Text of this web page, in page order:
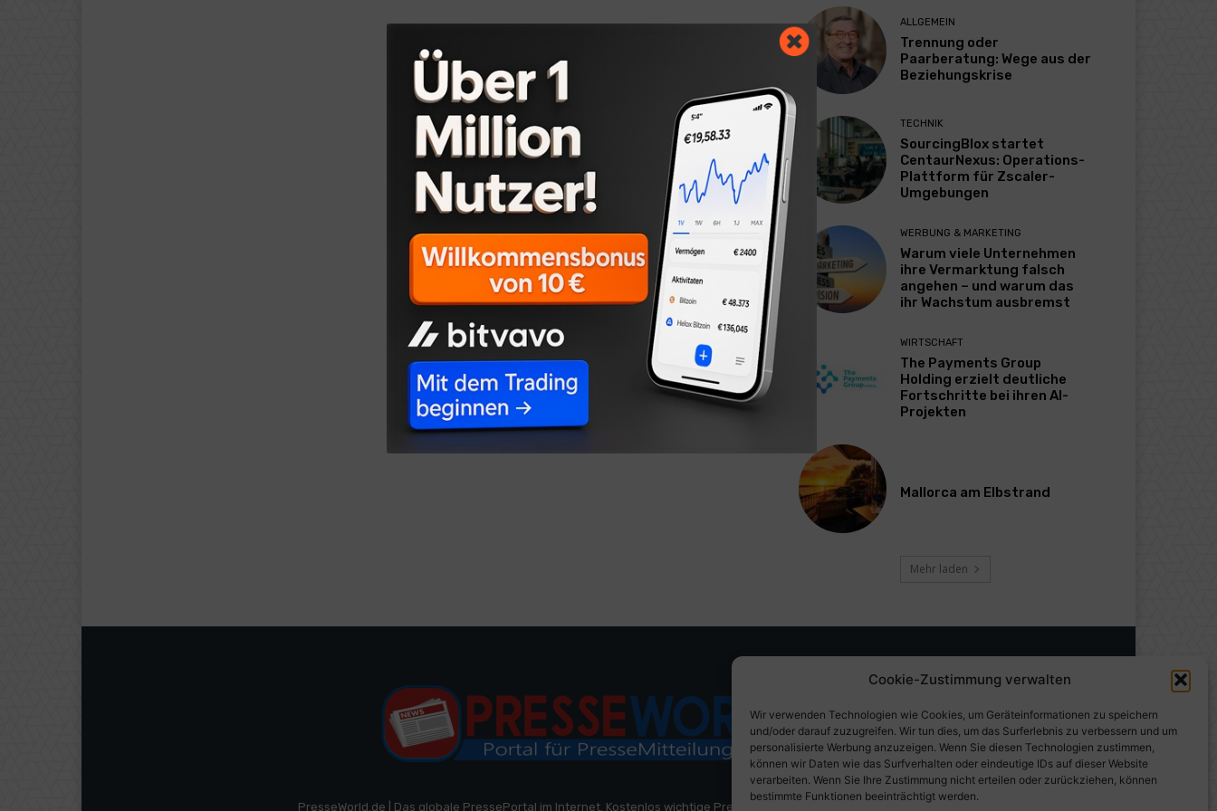
Cookie-Zustimmung verwalten
Wir verwenden Technologien wie Cookies, um Geräteinformationen zu speichern
und/oder darauf zuzugreifen. Wir tun dies, um das Surferlebnis zu verbessern und um
personalisierte Werbung anzuzeigen. Wenn Sie diesen Technologien zustimmen,
können wir Daten wie das Surfverhalten oder eindeutige IDs auf dieser Website
verarbeiten. Wenn Sie Ihre Zustimmung nicht erteilen oder zurückziehen, können
bestimmte Funktionen beeinträchtigt werden.
ALLGEMEIN
Trennung oder
Paarberatung: Wege aus der
Beziehungskrise
TECHNIK
SourcingBlox startet
CentaurNexus: Operations-
Plattform für Zscaler-
Umgebungen
WERBUNG & MARKETING
Warum viele Unternehmen
ihre Vermarktung falsch
angehen – und warum das
ihr Wachstum ausbremst
WIRTSCHAFT
The Payments Group
Holding erzielt deutliche
Fortschritte bei ihren AI-
Projekten
Mallorca am Elbstrand
Mehr laden
PresseWorld.de | Das globale PressePortal im Internet. Kostenlos wichtige PresseMitteilungen auf PresseWorld